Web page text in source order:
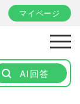
マイページ
AI回答